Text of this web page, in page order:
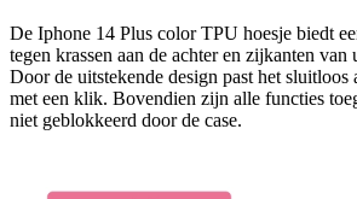
De Iphone 14 Plus color TPU hoesje biedt
tegen krassen aan de achter en zijkanten
Door de uitstekende design past het sluitloos
met een klik. Bovendien zijn alle functies
niet geblokkeerd door de case.